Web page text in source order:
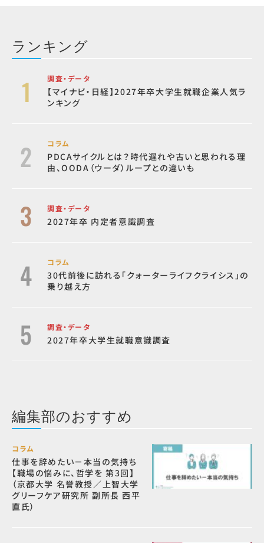
ランキング
調査・データ
【マイナビ・日経】2027年卒大学生就職企業人気ラ
ンキング
コラム
PDCAサイクルとは？時代遅れや古いと思われる理
由、OODA（ウーダ）ループとの違いも
調査・データ
2027年卒 内定者意識調査
コラム
30代前後に訪れる「クォーターライフクライシス」の
乗り越え方
調査・データ
2027年卒大学生就職意識調査
編集部のおすすめ
コラム
仕事を辞めたい－本当の気持ち
【職場の悩みに、哲学を 第3回】
（京都大学 名誉教授／上智大学
グリーフケア研究所 副所長 西平
直氏）